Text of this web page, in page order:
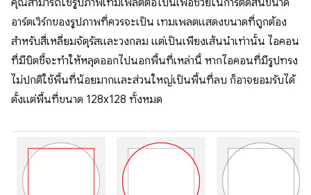
อาร์ตเวิร์กของรูปภาพที่ควรจะเป็น เทมเพลตแสดงขนาดที่ถูกต้อง
สำหรับสี่เหลี่ยมจัตุรัสและวงกลม แต่เป็นเพียงเส้นนำเท่านั้น ไอคอน
ที่มีบิตชี้จะทำให้หลุดออกไปนอกพื้นที่เหล่านี้ หากไอคอนที่มีรูปทรง
ไม่ปกติใช้พื้นที่น้อยมากและส่วนใหญ่เป็นพื้นที่ลบ ก็อาจยอมรับได้
ตั้งแต่พื้นที่ขนาด 128x128 ทั้งหมด